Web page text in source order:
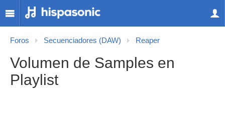
Foros Secuenciadores (DAW) Reaper
Volumen de Samples en
Playlist